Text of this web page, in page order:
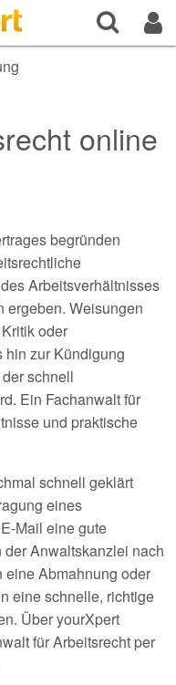
online
begründen
Arbeitsverhältnisses
ergeben. Weisungen
oder
hin zur Kündigung
schnell
Ein Fachanwalt für
und praktische
schnell geklärt
eines
Mail eine gute
Anwaltskanzlei nach
eine Abmahnung oder
eine schnelle, richtige
Über yourXpert
für Arbeitsrecht per